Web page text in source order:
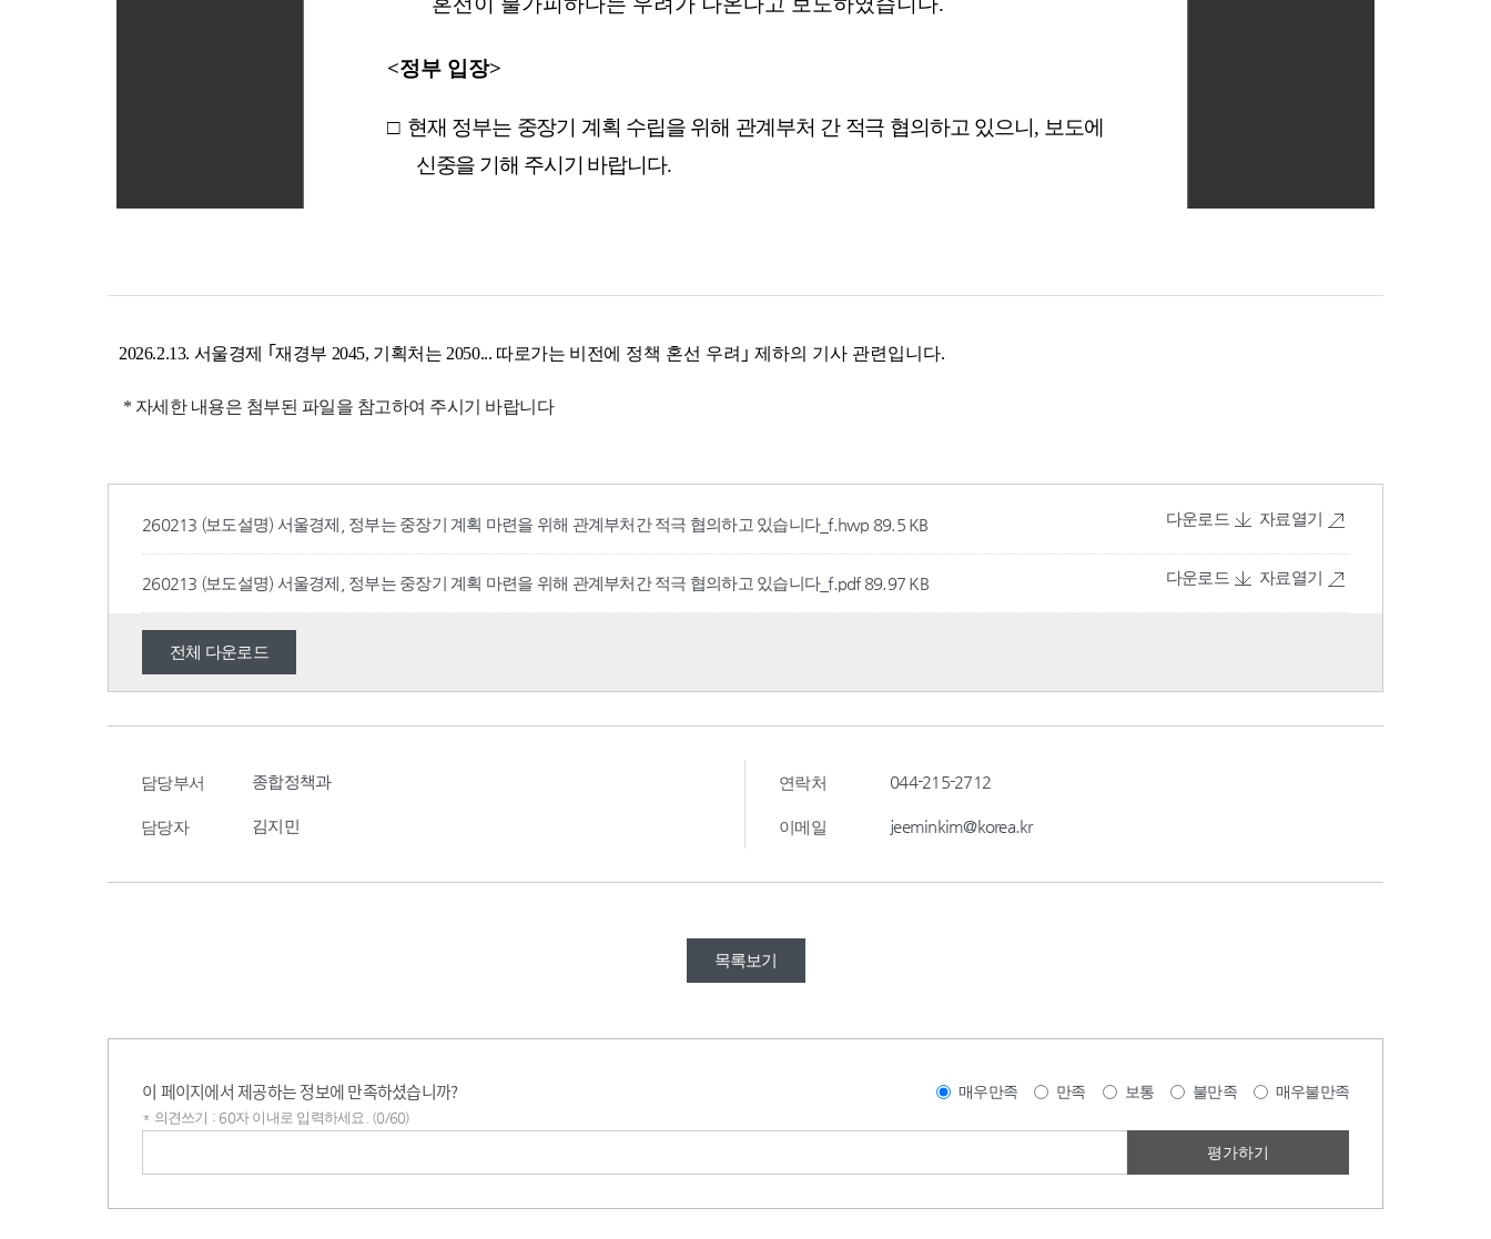
260213 (보도설명) 서울경제, 정부는 중장기 계획 마련을 위해 관계부처간 적극 협의하고 있습니다_f.hwp 89.5 KB 다운로드 자료열기
260213 (보도설명) 서울경제, 정부는 중장기 계획 마련을 위해 관계부처간 적극 협의하고 있습니다_f.pdf89.97 KB 다운로드 자료열기
전체 다운로드
담당부서 종합정책과 연락처 044-215-2712
담당자 김지민 이메일 jeeminkim@korea.kr
목록보기
이 페이지에서 제공하는 정보에 만족하셨습니까? 매우만족 만족 보통 불만족 매우불만족
* 의견쓰기 : 60자 이내로 입력하세요. (0/60)